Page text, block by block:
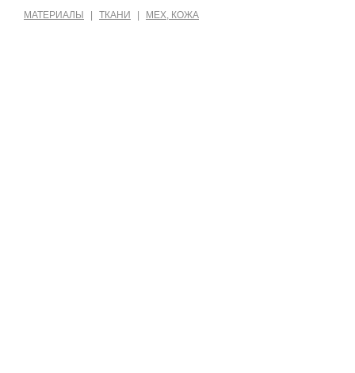
МАТЕРИАЛЫ ТКАНИ МЕХ, КОЖА